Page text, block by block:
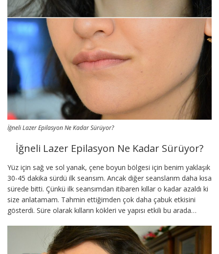
İğneli Lazer Epilasyon Ne Kadar Sürüyor?
İğneli Lazer Epilasyon Ne Kadar Sürüyor?
Yüz için sağ ve sol yanak, çene boyun bölgesi için benim yaklaşık
30-45 dakika sürdü ilk seansım. Ancak diğer seanslarım daha kısa
sürede bitti. Çünkü ilk seansımdan itibaren kıllar o kadar azaldı ki
size anlatamam. Tahmin ettiğimden çok daha çabuk etkisini
gösterdi. Süre olarak kılların kökleri ve yapısı etkili bu arada…